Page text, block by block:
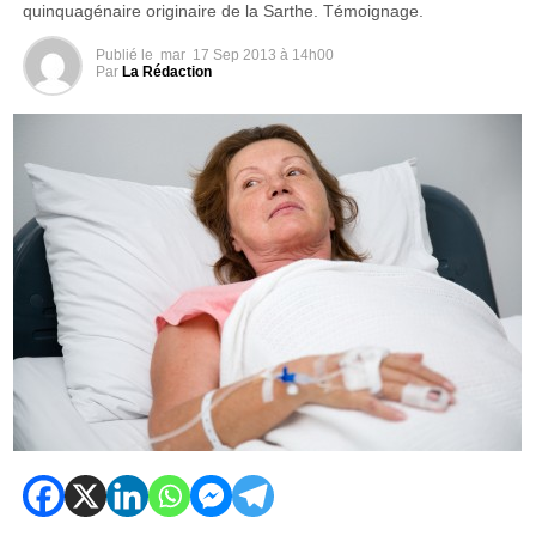
quinquagénaire originaire de la Sarthe. Témoignage.
Publié le mar 17 Sep 2013 à 14h00
Par La Rédaction